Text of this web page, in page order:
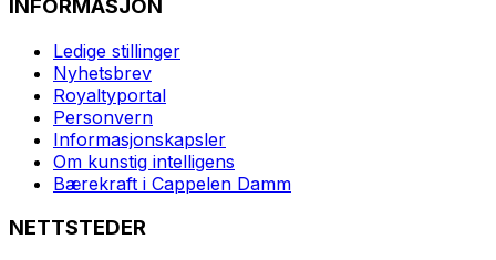
INFORMASJON
Ledige stillinger
Nyhetsbrev
Royaltyportal
Personvern
Informasjonskapsler
Om kunstig intelligens
Bærekraft i Cappelen Damm
NETTSTEDER